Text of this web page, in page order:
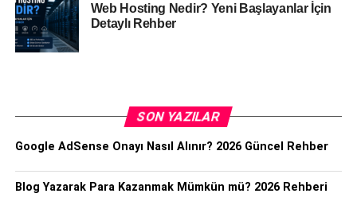
Web Hosting Nedir? Yeni Başlayanlar İçin
Detaylı Rehber
SON YAZILAR
Google AdSense Onayı Nasıl Alınır? 2026 Güncel Rehber
Blog Yazarak Para Kazanmak Mümkün mü? 2026 Rehberi